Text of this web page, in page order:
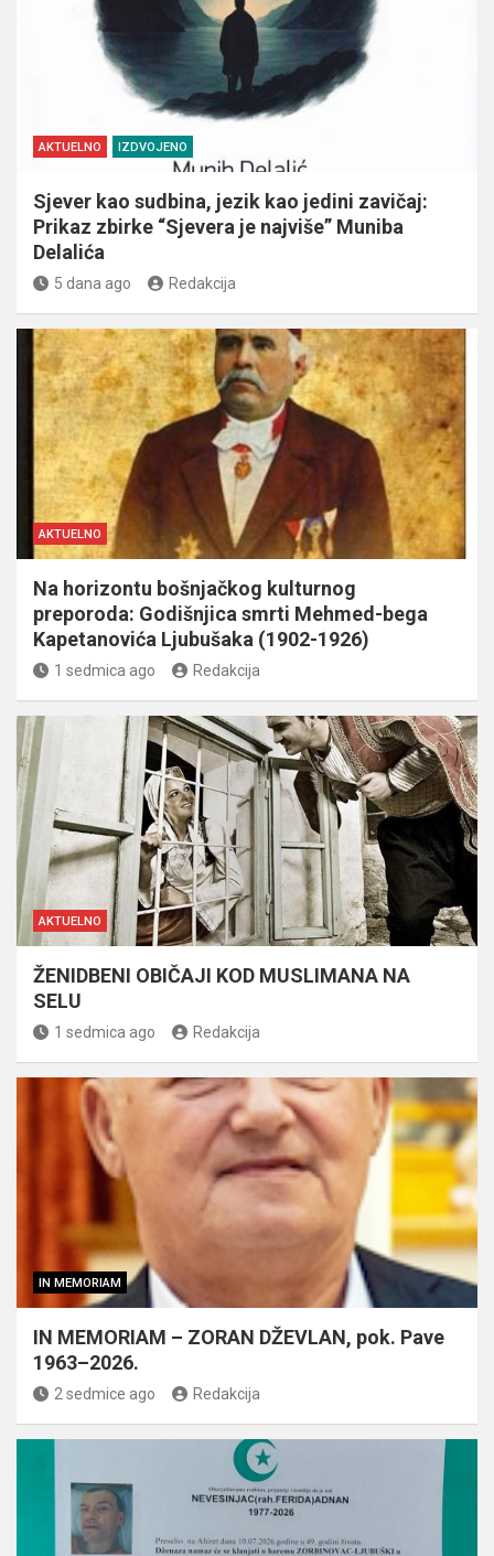
AKTUELNO IZDVOJENO
Sjever kao sudbina, jezik kao jedini zavičaj:
Prikaz zbirke “Sjevera je najviše” Muniba
Delalića
5 dana ago Redakcija
AKTUELNO
Na horizontu bošnjačkog kulturnog
preporoda: Godišnjica smrti Mehmed-bega
Kapetanovića Ljubušaka (1902-1926)
1 sedmica ago Redakcija
AKTUELNO
ŽENIDBENI OBIČAJI KOD MUSLIMANA NA
SELU
1 sedmica ago Redakcija
IN MEMORIAM
IN MEMORIAM – ZORAN DŽEVLAN, pok. Pave
1963–2026.
2 sedmice ago Redakcija